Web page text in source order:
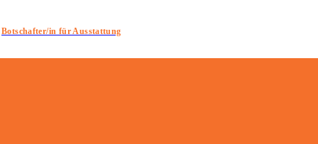
Botschafter/in für Ausstattung